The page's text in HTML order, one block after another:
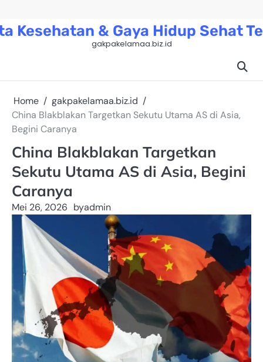
content
Kesehatan & Gaya Hidup Sehat
gakpakelamaa.biz.id
Home
gakpakelamaa.biz.id
China Blakblakan Targetkan Sekutu Utama AS di Asia,
Begini Caranya
China Blakblakan Targetkan
Sekutu Utama AS di Asia, Begini
Caranya
Mei 26, 2026 byadmin